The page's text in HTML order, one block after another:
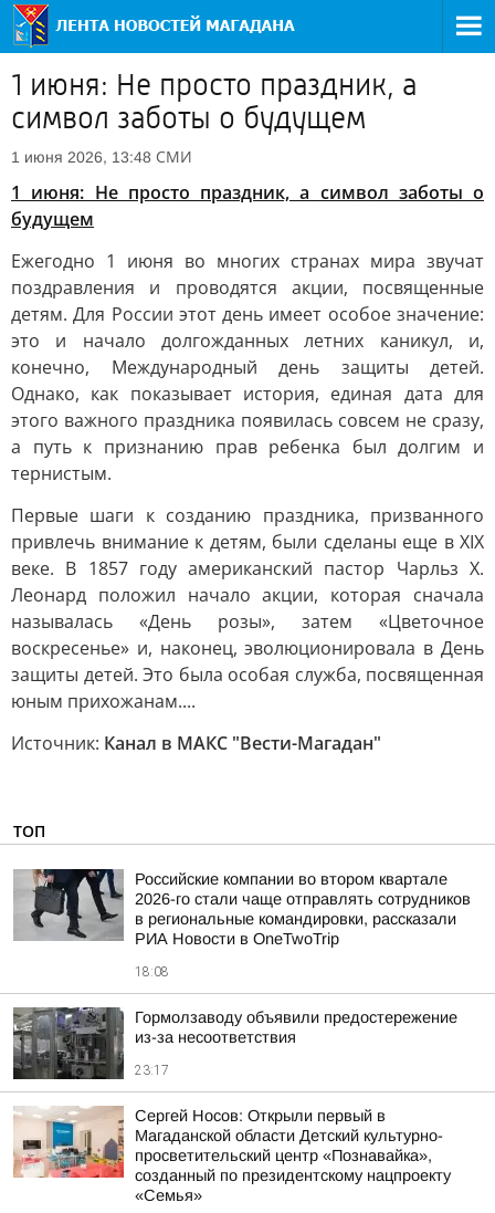
1 июня: Не просто праздник, а
символ заботы о будущем
1 июня 2026, 13:48 СМИ
1 июня: Не просто праздник, а символ заботы о
будущем
Ежегодно 1 июня во многих странах мира звучат
поздравления и проводятся акции, посвященные
детям. Для России этот день имеет особое значение:
это и начало долгожданных летних каникул, и,
конечно, Международный день защиты детей.
Однако, как показывает история, единая дата для
этого важного праздника появилась совсем не сразу,
а путь к признанию прав ребенка был долгим и
тернистым.
Первые шаги к созданию праздника, призванного
привлечь внимание к детям, были сделаны еще в XIX
веке. В 1857 году американский пастор Чарльз Х.
Леонард положил начало акции, которая сначала
называлась «День розы», затем «Цветочное
воскресенье» и, наконец, эволюционировала в День
защиты детей. Это была особая служба, посвященная
юным прихожанам....
Источник: Канал в МАКС "Вести-Магадан"
ТОП
Российские компании во втором квартале
2026-го стали чаще отправлять сотрудников
в региональные командировки, рассказали
РИА Новости в OneTwoTrip
18:08
Гормолзаводу объявили предостережение
из-за несоответствия
23:17
Сергей Носов: Открыли первый в
Магаданской области Детский культурно-
просветительский центр «Познавайка»,
созданный по президентскому нацпроекту
«Семья»